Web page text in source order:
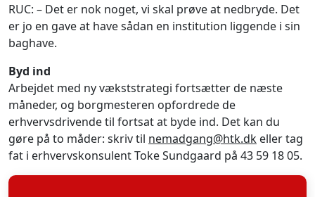
RUC: – Det er nok noget, vi skal prøve at nedbryde. Det
er jo en gave at have sådan en institution liggende i sin
baghave.
Byd ind
Arbejdet med ny vækststrategi fortsætter de næste
måneder, og borgmesteren opfordrede de
erhvervsdrivende til fortsat at byde ind. Det kan du
gøre på to måder: skriv til nemadgang@htk.dk eller tag
fat i erhvervskonsulent Toke Sundgaard på 43 59 18 05.